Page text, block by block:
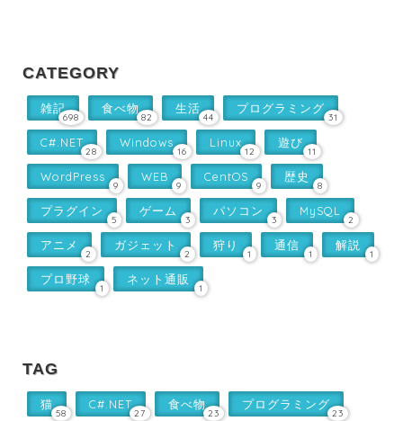
CATEGORY
雑記
698
食べ物
82
生活
44
プログラミング
31
C#.NET
28
Windows
16
Linux
12
遊び
11
WordPress
9
WEB
9
CentOS
9
歴史
8
プラグイン
5
ゲーム
3
パソコン
3
MySQL
2
アニメ
2
ガジェット
2
狩り
1
通信
1
解説
1
プロ野球
1
ネット通販
1
TAG
猫
58
C#.NET
27
食べ物
23
プログラミング
23